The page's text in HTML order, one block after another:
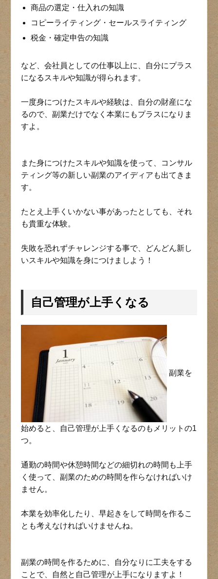
商品の選定・仕入れの知識
コピーライティング・セールスライティング
税金・確定申告の知識
など、会社員としての仕事以上に、自分にプラス
になるスキルや知識が得られます。
一度身につけたスキルや経験は、自分の財産にな
るので、副業だけでなく本業にもプラスになりま
すよ。
また身につけたスキルや知識を使って、コンサル
ティング等の新しい副業のアイディアも出てきま
す。
たとえ上手くいかない事があったとしても、それ
も貴重な体験。
失敗を恐れずチャレンジする事で、どんどん新し
いスキルや知識を身につけましよう！
自己管理が上手くなる
副業を
始めると、自己管理が上手くなるのもメリットの1
つ。
通勤の時間や休憩時間などの細切れの時間も上手
く使って、副業のための時間を作らなければいけ
ません。
本業を効率化したり、早起きをして時間を作るこ
とも考えなければいけませんね。
副業の時間を作るために、自分なりに工夫をする
ことで、自然と自己管理が上手になりますよ！